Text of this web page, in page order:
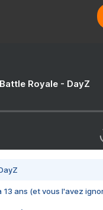
Royale - DayZ
13 ans (et vous l'avez